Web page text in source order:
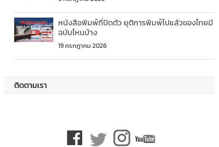
หนังสือพิมพ์ที่ปิดตัว ยุติการพิมพ์ไปแล้วของไทยมี
ฉบับไหนบ้าง
19 กรกฎาคม 2026
ติดตามเรา